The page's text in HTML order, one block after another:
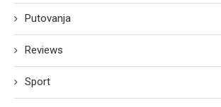
Putovanja
Reviews
Sport